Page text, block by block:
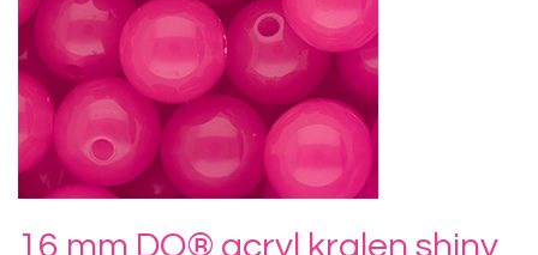
16 mm DQ® acryl kralen shiny